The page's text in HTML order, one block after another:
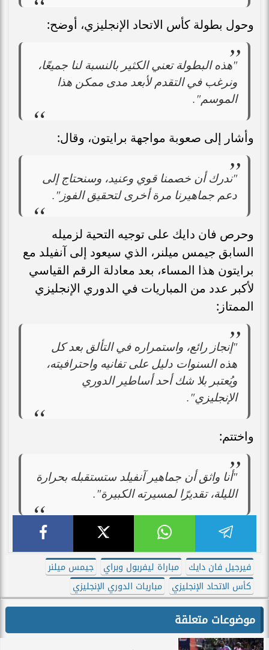
وحول بطولة كأس الاتحاد الإنجليزي، أوضح:
"هذه البطولة تعني الكثير بالنسبة لنا جميعًا،
ونرغب في التقدم لأبعد مدى ممكن هذا
الموسم".
وأشار إلى صعوبة مواجهة برايتون، وقال:
"ندرك أن خصمنا قوي وعنيد، وسنحتاج إلى
دعم جماهيرنا مرة أخرى لتحقيق الفوز".
وحرص فان دايك على توجيه التحية لزميله
السابق جيمس ميلنر، الذي سيعود إلى آنفيلد مع
برايتون هذا المساء، بعد معادلة الرقم القياسي
لأكبر عدد من المباريات في الدوري الإنجليزي
الممتاز:
"إنجاز رائع، واستمراره في التألق بعد كل
هذه السنوات دليل على تفانيه واحترافيته،
ويُعتبر بلا شك أحد أساطير الدوري
الإنجليزي".
واختتم:
"أنا واثق أن جماهير آنفيلد ستستقبله بحرارة
الليلة، تقديرًا لمسيرته الكبيرة".
فيرجيل فان دايك مباراة ليفربول وبراي
جيمس ميلنر
كأس الاتحاد الإنجليزي
مباريات الدوري الإنجليزي
موضوعات متعلقة